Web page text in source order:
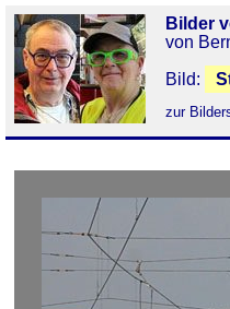
Bilder
von
Bild:
zur